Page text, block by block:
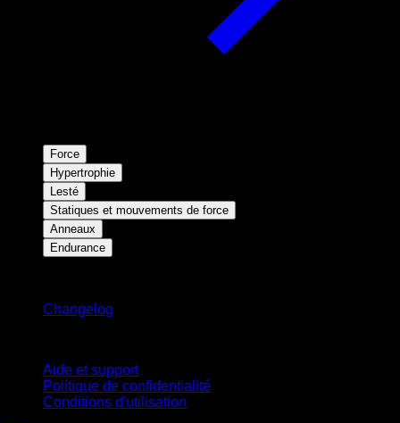
Force
Hypertrophie
Lesté
Statiques et mouvements de force
Anneaux
Endurance
Changelog
Aide et support
Politique de confidentialité
Conditions d'utilisation